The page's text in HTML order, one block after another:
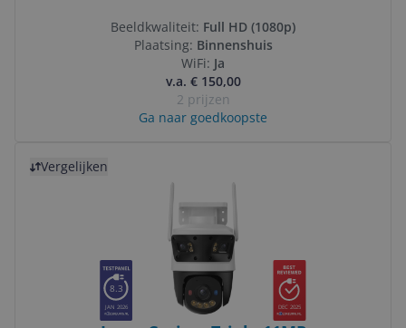
Beeldkwaliteit: Full HD (1080p)
Plaatsing: Binnenshuis
WiFi: Ja
v.a. € 150,00
2 prijzen
Ga naar goedkoopste
Vergelijken
8.3
JAN 2026 DEC 2025